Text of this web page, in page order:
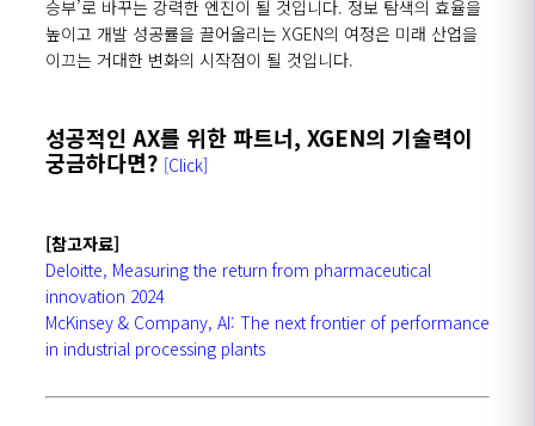
승부’로 바꾸는 강력한 엔진이 될 것입니다. 정보 탐색의 효율을
높이고 개발 성공률을 끌어올리는 XGEN의 여정은 미래 산업을
이끄는 거대한 변화의 시작점이 될 것입니다.
성공적인 AX를 위한 파트너, XGEN의 기술력이
궁금하다면? [Click]
[참고자료]
Deloitte, Measuring the return from pharmaceutical
innovation 2024
McKinsey & Company, AI: The next frontier of performance
in industrial processing plants